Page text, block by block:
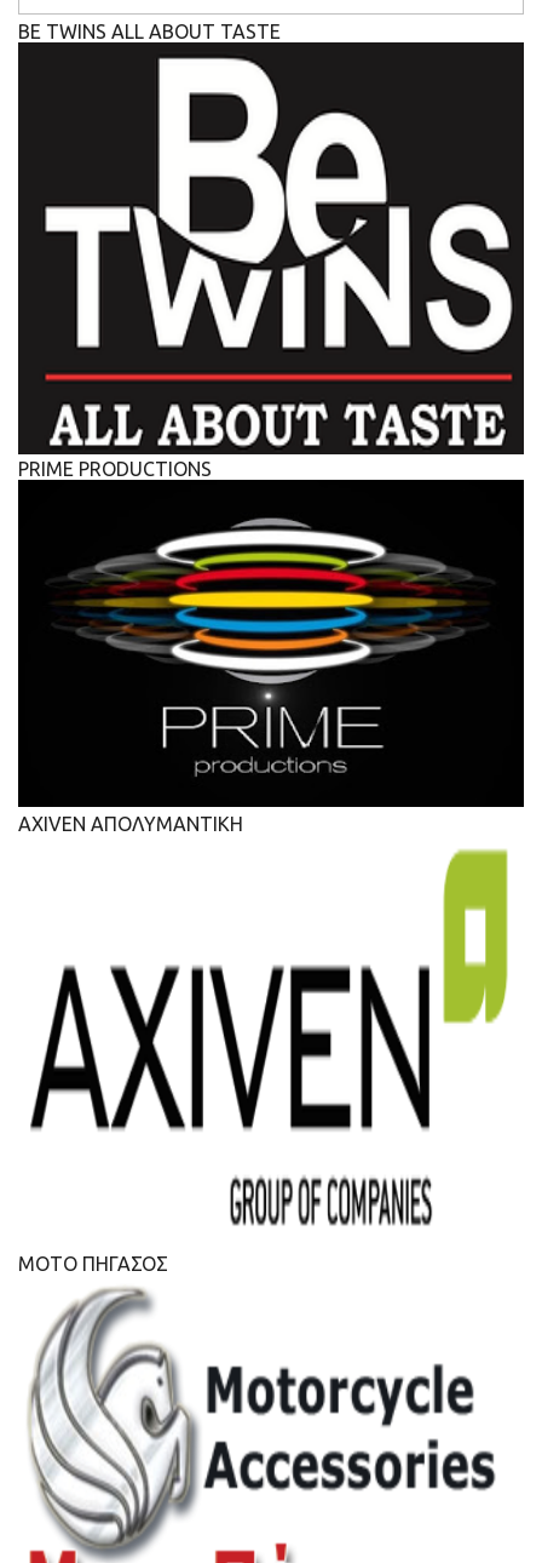
BE TWINS ALL ABOUT TASTE
PRIME PRODUCTIONS
AXIVEN ΑΠΟΛΥΜΑΝΤΙΚΗ
ΜΟΤΟ ΠΗΓΑΣΟΣ